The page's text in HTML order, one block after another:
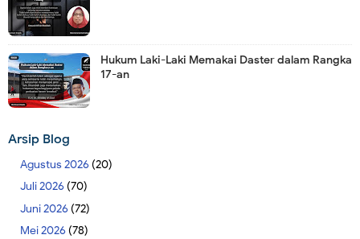
Hukum Laki-Laki Memakai Daster dalam Rangka
17-an
Arsip Blog
Agustus 2026 (20)
Juli 2026 (70)
Juni 2026 (72)
Mei 2026 (78)